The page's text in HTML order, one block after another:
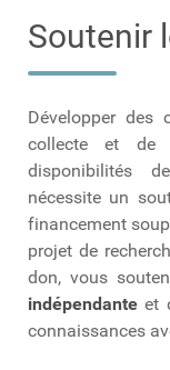
Soutenir
Développer des
collecte et de
disponibilités
nécessite un
financement
projet de
don, vous
indépendante et
connaissances